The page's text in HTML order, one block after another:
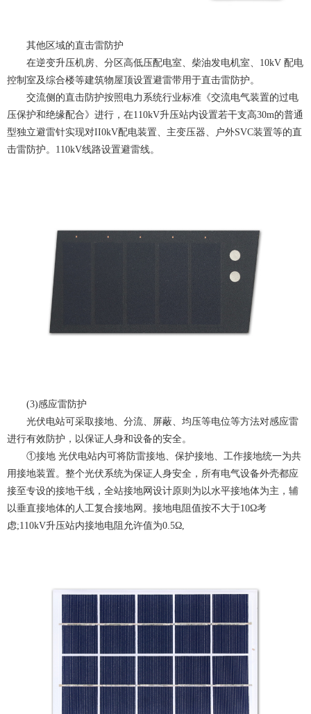
其他区域的直击雷防护
在逆变升压机房、分区高低压配电室、柴油发电机室、10kV 配电
控制室及综合楼等建筑物屋顶设置避雷带用于直击雷防护。
交流侧的直击防护按照电力系统行业标准《交流电气装置的过电
压保护和绝缘配合》进行，在110kV升压站内设置若干支高30m的普通
型独立避雷针实现对II0kV配电装置、主变压器、户外SVC装置等的直
击雷防护。110kV线路设置避雷线。
(3)感应雷防护
光伏电站可采取接地、分流、屏蔽、均压等电位等方法对感应雷
进行有效防护，以保证人身和设备的安全。
①接地 光伏电站内可将防雷接地、保护接地、工作接地统一为共
用接地装置。整个光伏系统为保证人身安全，所有电气设备外壳都应
接至专设的接地干线，全站接地网设计原则为以水平接地体为主，辅
以垂直接地体的人工复合接地网。接地电阻值按不大于10Ω考
虑;110kV升压站内接地电阻允许值为0.5Ω,